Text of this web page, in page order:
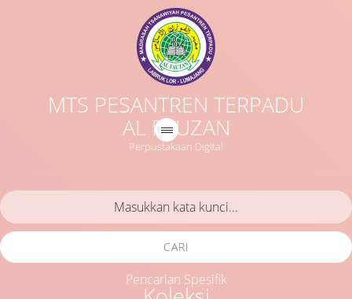
MTS PESANTREN TERPADU
AL FAUZAN
Perpustakaan Digital
CARI
Pencarian Spesifik